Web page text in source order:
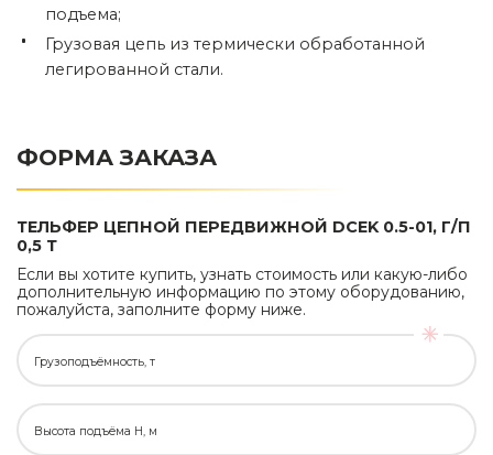
подъема;
Грузовая цепь из термически обработанной
легированной стали.
ФОРМА ЗАКАЗА
ТЕЛЬФЕР ЦЕПНОЙ ПЕРЕДВИЖНОЙ DCEK 0.5-01, Г/П
0,5 Т
Если вы хотите купить, узнать стоимость или какую-либо
дополнительную информацию по этому оборудованию,
пожалуйста, заполните форму ниже.
Грузоподъёмность, т
Высота подъёма H, м